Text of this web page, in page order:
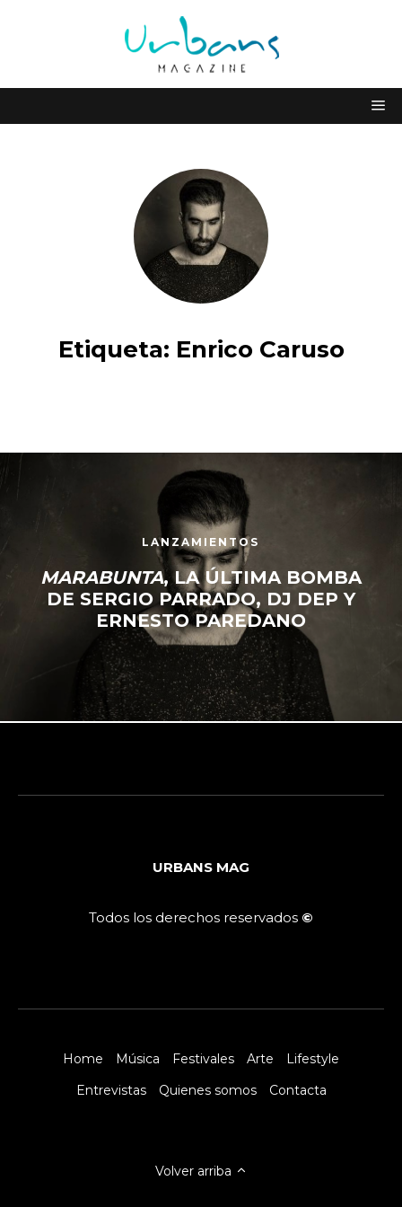
Etiqueta: Enrico Caruso
LANZAMIENTOS
MARABUNTA, LA ÚLTIMA BOMBA
DE SERGIO PARRADO, DJ DEP Y
ERNESTO PAREDANO
URBANS MAG
Todos los derechos reservados ©
Home Música Festivales Arte
Lifestyle
Entrevistas
Quienes somos Contacta
Volver arriba